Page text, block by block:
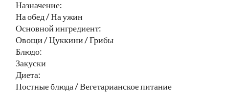
Назначение:
На обед / На ужин
Основной ингредиент:
Овощи / Цуккини / Грибы
Блюдо:
Закуски
Диета:
Постные блюда / Вегетарианское питание